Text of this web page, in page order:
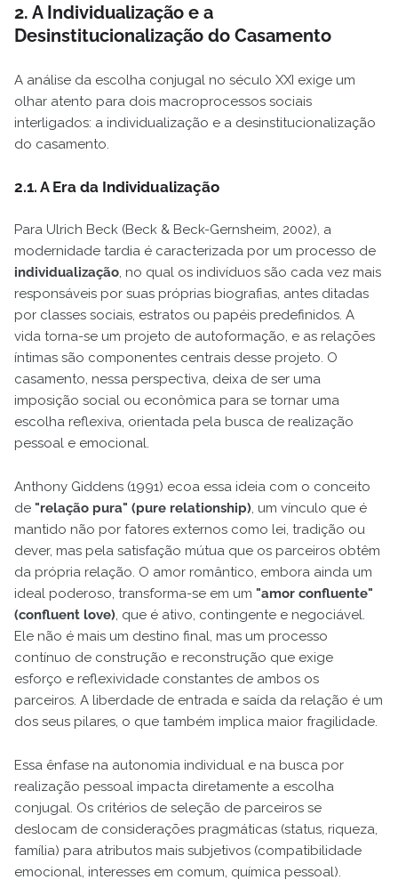
2. A Individualização e a
Desinstitucionalização do Casamento
A análise da escolha conjugal no século XXI exige um
olhar atento para dois macroprocessos sociais
interligados: a individualização e a desinstitucionalização
do casamento.
2.1. A Era da Individualização
Para Ulrich Beck (Beck & Beck-Gernsheim, 2002), a
modernidade tardia é caracterizada por um processo de
individualização, no qual os indivíduos são cada vez mais
responsáveis por suas próprias biografias, antes ditadas
por classes sociais, estratos ou papéis predefinidos. A
vida torna-se um projeto de autoformação, e as relações
íntimas são componentes centrais desse projeto. O
casamento, nessa perspectiva, deixa de ser uma
imposição social ou econômica para se tornar uma
escolha reflexiva, orientada pela busca de realização
pessoal e emocional.
Anthony Giddens (1991) ecoa essa ideia com o conceito
de "relação pura" (pure relationship), um vínculo que é
mantido não por fatores externos como lei, tradição ou
dever, mas pela satisfação mútua que os parceiros obtêm
da própria relação. O amor romântico, embora ainda um
ideal poderoso, transforma-se em um "amor confluente"
(confluent love), que é ativo, contingente e negociável.
Ele não é mais um destino final, mas um processo
contínuo de construção e reconstrução que exige
esforço e reflexividade constantes de ambos os
parceiros. A liberdade de entrada e saída da relação é um
dos seus pilares, o que também implica maior fragilidade.
Essa ênfase na autonomia individual e na busca por
realização pessoal impacta diretamente a escolha
conjugal. Os critérios de seleção de parceiros se
deslocam de considerações pragmáticas (status, riqueza,
família) para atributos mais subjetivos (compatibilidade
emocional, interesses em comum, química pessoal).